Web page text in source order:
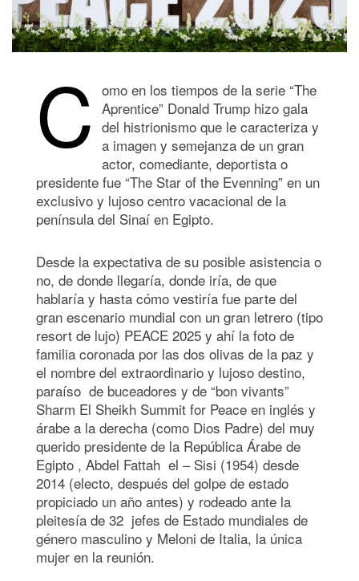
C omo en los tiempos de la serie “The
Aprentice” Donald Trump hizo gala
del histrionismo que le caracteriza y
a imagen y semejanza de un gran
actor, comediante, deportista o
presidente fue “The Star of the Evenning” en un
exclusivo y lujoso centro vacacional de la
península del Sinaí en Egipto.
Desde la expectativa de su posible asistencia o
no, de donde llegaría, donde iría, de que
hablaría y hasta cómo vestiría fue parte del
gran escenario mundial con un gran letrero (tipo
resort de lujo) PEACE 2025 y ahí la foto de
familia coronada por las dos olivas de la paz y
el nombre del extraordinario y lujoso destino,
paraíso de buceadores y de “bon vivants”
Sharm El Sheikh Summit for Peace en inglés y
árabe a la derecha (como Dios Padre) del muy
querido presidente de la República Árabe de
Egipto , Abdel Fattah el – Sisi (1954) desde
2014 (electo, después del golpe de estado
propiciado un año antes) y rodeado ante la
pleitesía de 32 jefes de Estado mundiales de
género masculino y Meloni de Italia, la única
mujer en la reunión.